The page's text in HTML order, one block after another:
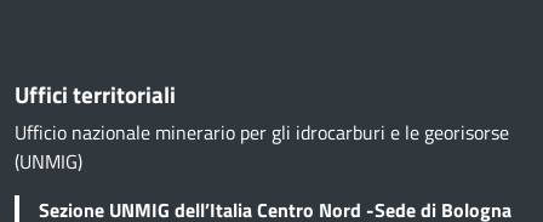
Uffici territoriali
Ufficio nazionale minerario per gli idrocarburi e le georisorse
(UNMIG)
Sezione UNMIG dell’Italia Centro Nord -Sede di Bologna